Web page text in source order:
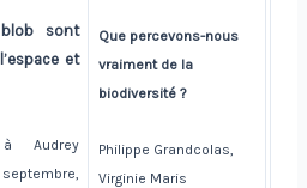
sont
et
Audrey
Que percevons-nous
vraiment de la
biodiversité ?
Philippe Grandcolas,
Virginie Maris